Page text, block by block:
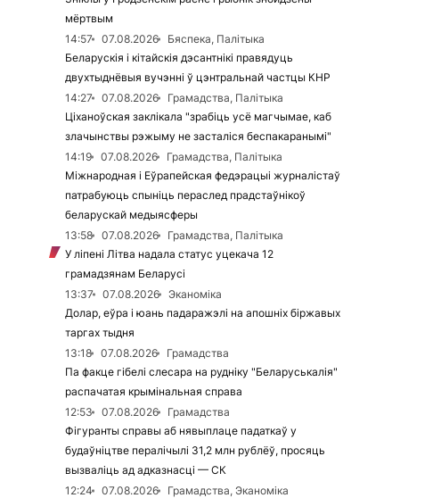
мёртвым
14:57
07.08.2026
Бяспека, Палітыка
Беларускія і кітайскія дэсантнікі правядуць
двухтыднёвыя вучэнні ў цэнтральнай частцы КНР
14:27
07.08.2026
Грамадства, Палітыка
Ціханоўская заклікала "зрабіць усё магчымае, каб
злачынствы рэжыму не засталіся беспакаранымі"
14:19
07.08.2026
Грамадства, Палітыка
Міжнародная і Еўрапейская федэрацыі журналістаў
патрабуюць спыніць пераслед прадстаўнікоў
беларускай медыясферы
13:58
07.08.2026
Грамадства, Палітыка
У ліпені Літва надала статус уцекача 12
грамадзянам Беларусі
13:37
07.08.2026
Эканоміка
Долар, еўра і юань падаражэлі на апошніх біржавых
таргах тыдня
13:18
07.08.2026
Грамадства
Па факце гібелі слесара на рудніку "Беларуськалія"
распачатая крымінальная справа
12:53
07.08.2026
Грамадства
Фігуранты справы аб нявыплаце падаткаў у
будаўніцтве пералічылі 31,2 млн рублёў, просяць
вызваліць ад адказнасці — СК
12:24
07.08.2026
Грамадства, Эканоміка